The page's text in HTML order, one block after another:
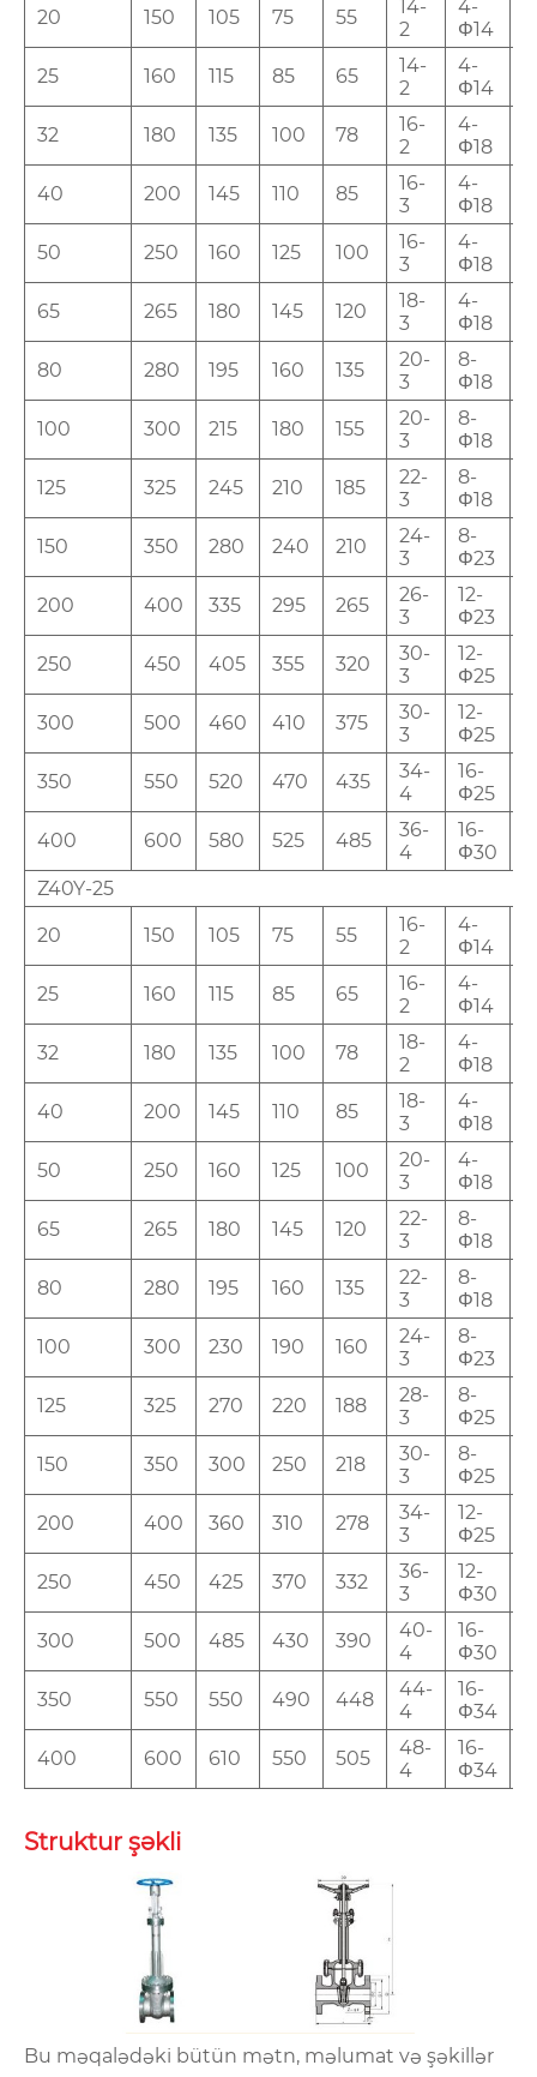
20 150 105 75 55
14-
2
4-
Φ14
25 160 115 85 65
14-
2
4-
Φ14
32 180 135 100 78
16-
2
4-
Φ18
40 200 145 110 85
16-
3
4-
Φ18
50 250 160 125 100
16-
3
4-
Φ18
65 265 180 145 120
18-
3
4-
Φ18
80 280 195 160 135
20-
3
8-
Φ18
100 300 215 180 155
20-
3
8-
Φ18
125 325 245 210 185
22-
3
8-
Φ18
150 350 280 240 210
24-
3
8-
Φ23
200 400 335 295 265
26-
3
12-
Φ23
250 450 405 355 320
30-
3
12-
Φ25
300 500 460 410 375
30-
3
12-
Φ25
350 550 520 470 435
34-
4
16-
Φ25
400 600 580 525 485
36-
4
16-
Φ30
Z40Y-25
20 150 105 75 55
16-
2
4-
Φ14
25 160 115 85 65
16-
2
4-
Φ14
32 180 135 100 78
18-
2
4-
Φ18
40 200 145 110 85
18-
3
4-
Φ18
50 250 160 125 100
20-
3
4-
Φ18
65 265 180 145 120
22-
3
8-
Φ18
80 280 195 160 135
22-
3
8-
Φ18
100 300 230 190 160
24-
3
8-
Φ23
125 325 270 220 188
28-
3
8-
Φ25
150 350 300 250 218
30-
3
8-
Φ25
200 400 360 310 278
34-
3
12-
Φ25
250 450 425 370 332
36-
3
12-
Φ30
300 500 485 430 390
40-
4
16-
Φ30
350 550 550 490 448
44-
4
16-
Φ34
400 600 610 550 505
48-
4
16-
Φ34
Struktur şəkli
Bu məqalədəki bütün mətn, məlumat və şəkillər